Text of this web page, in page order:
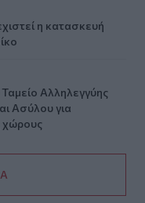
η κατασκευή
Αλληλεγγύης
Ασύλου για
χώρους